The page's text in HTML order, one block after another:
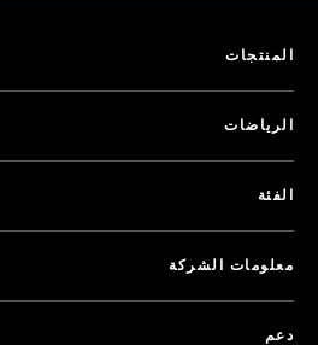
المنتجات
الرياضات
الفئة
معلومات الشركة
دعم